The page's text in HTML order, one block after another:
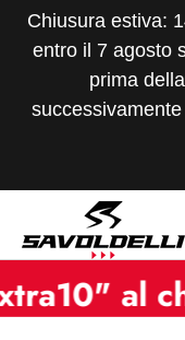
Passa ai
Chiusura estiva:
entro il 7 agosto
prima
Tuttoal